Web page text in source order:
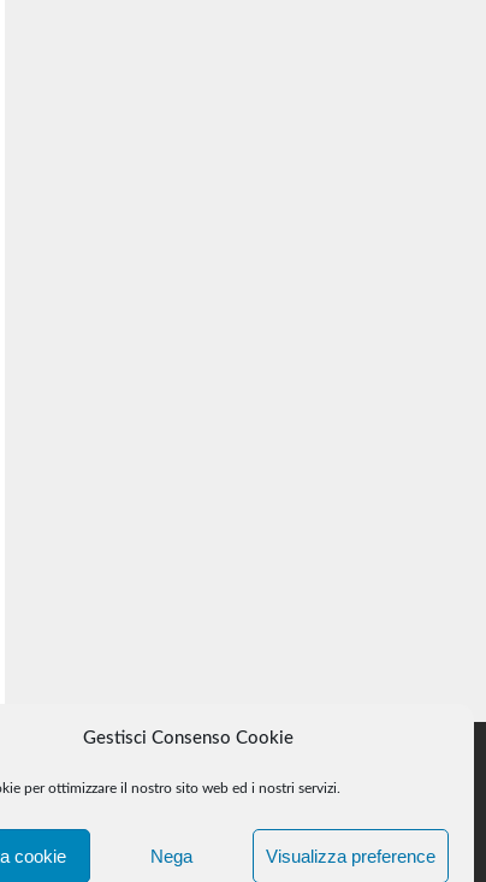
Gestisci Consenso Cookie
per ottimizzare il nostro sito web ed i nostri servizi.
cookie Nega Visualizza preference
comunicazione e si provvederà alla loro rimozione.